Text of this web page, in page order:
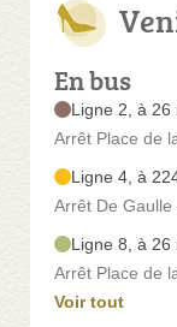
En bus
Ligne 2, à 26
Arrêt Place de
Ligne 4, à
Arrêt De
Ligne 8, à 26
Arrêt Place de
Voir tout